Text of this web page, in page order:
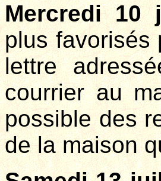
Mercredi 10
plus favorisés
lettre
courrier au
possible des
de la maison